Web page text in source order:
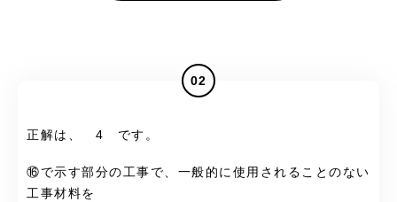
02
正解は、 4 です。
⑯で示す部分の工事で、一般的に使用されることのない
工事材料を